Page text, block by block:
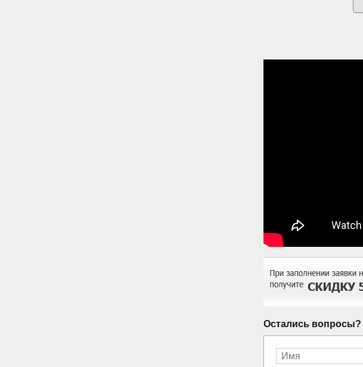
Остались вопросы?